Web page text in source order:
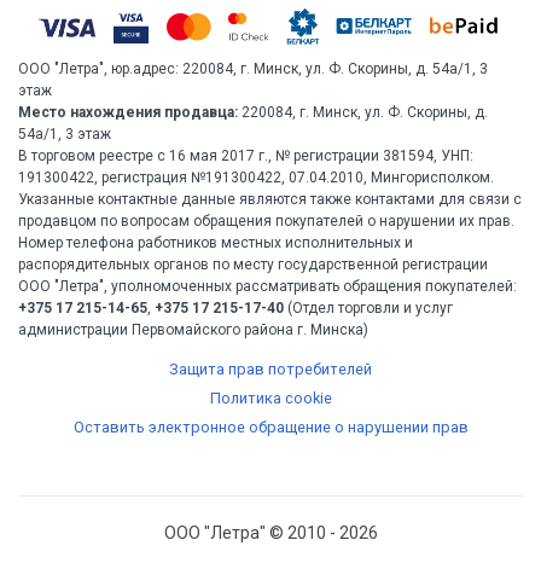
ООО "Летра", юр.адрес: 220084, г. Минск, ул. Ф. Скорины, д. 54а/1, 3
этаж
Место нахождения продавца: 220084, г. Минск, ул. Ф. Скорины, д.
54а/1, 3 этаж
В торговом реестре с 16 мая 2017 г., № регистрации 381594, УНП:
191300422, регистрация №191300422, 07.04.2010, Мингорисполком.
Указанные контактные данные являются также контактами для связи с
продавцом по вопросам обращения покупателей о нарушении их прав.
Номер телефона работников местных исполнительных и
распорядительных органов по месту государственной регистрации
ООО "Летра", уполномоченных рассматривать обращения покупателей:
+375 17 215-14-65, +375 17 215-17-40 (Отдел торговли и услуг
администрации Первомайского района г. Минска)
Защита прав потребителей
Политика cookie
Оставить электронное обращение о нарушении прав
ООО "Летра" © 2010 - 2026